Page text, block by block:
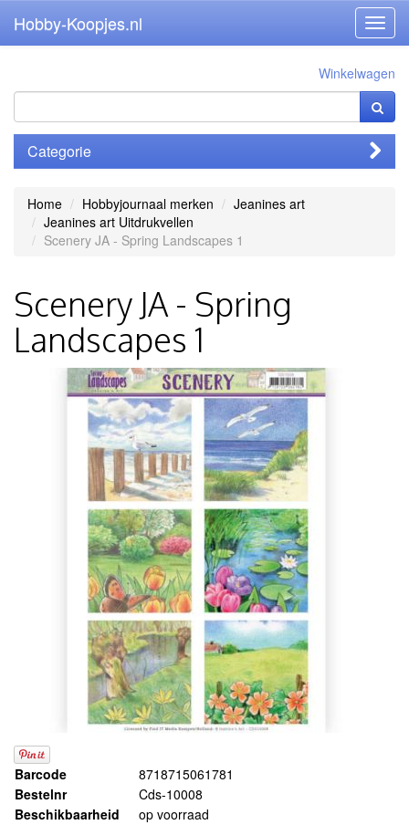
Hobby-Koopjes.nl
Winkelwagen
Categorie
Home Hobbyjournaal merken
Jeanines art
Jeanines art Uitdrukvellen
Scenery JA - Spring Landscapes 1
Scenery JA - Spring
Landscapes 1
Barcode
8718715061781
Bestelnr
Cds-10008
Beschikbaarheid
op voorraad